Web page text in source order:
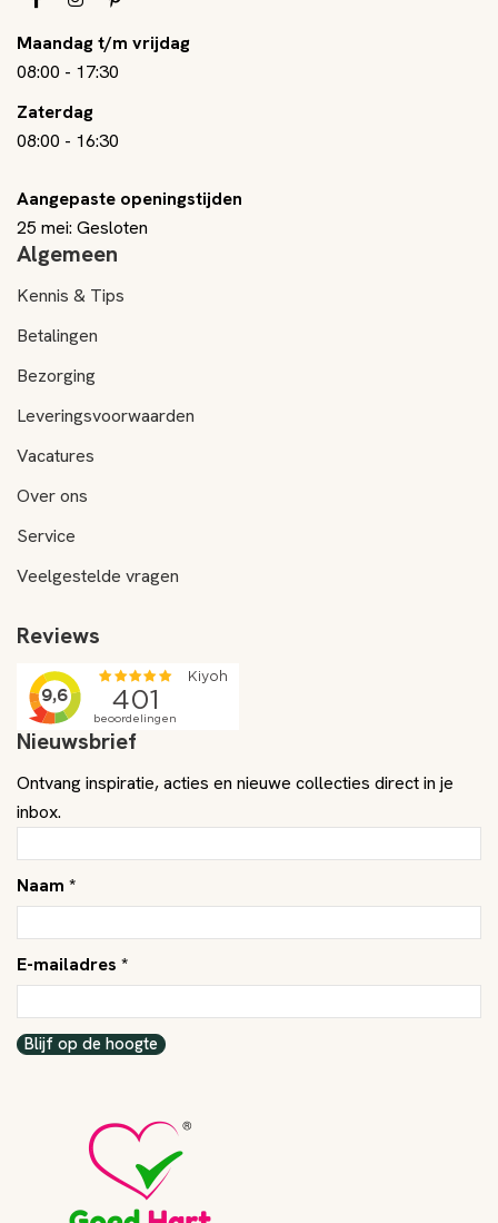
Maandag t/m vrijdag
08:00 - 17:30
Zaterdag
08:00 - 16:30
Aangepaste openingstijden
25 mei: Gesloten
Algemeen
Kennis & Tips
Betalingen
Bezorging
Leveringsvoorwaarden
Vacatures
Over ons
Service
Veelgestelde vragen
Reviews
Nieuwsbrief
Ontvang inspiratie, acties en nieuwe collecties direct in je
inbox.
Naam *
E-mailadres *
Blijf op de hoogte